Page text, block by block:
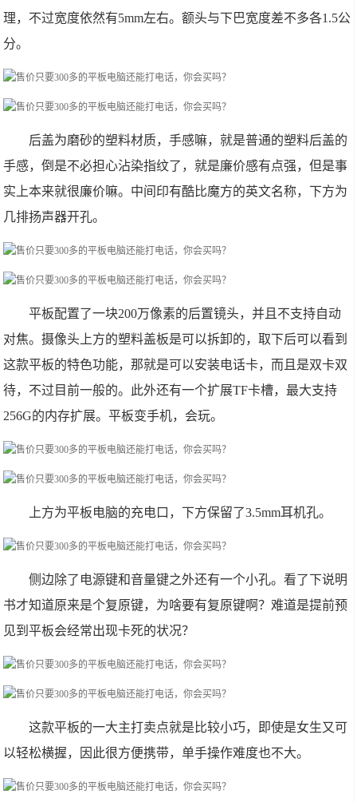
理，不过宽度依然有5mm左右。额头与下巴宽度差不多各1.5公
分。
后盖为磨砂的塑料材质，手感嘛，就是普通的塑料后盖的
手感，倒是不必担心沾染指纹了，就是廉价感有点强，但是事
实上本来就很廉价嘛。中间印有酷比魔方的英文名称，下方为
几排扬声器开孔。
平板配置了一块200万像素的后置镜头，并且不支持自动
对焦。摄像头上方的塑料盖板是可以拆卸的，取下后可以看到
这款平板的特色功能，那就是可以安装电话卡，而且是双卡双
待，不过目前一般的。此外还有一个扩展TF卡槽，最大支持
256G的内存扩展。平板变手机，会玩。
上方为平板电脑的充电口，下方保留了3.5mm耳机孔。
侧边除了电源键和音量键之外还有一个小孔。看了下说明
书才知道原来是个复原键，为啥要有复原键啊？难道是提前预
见到平板会经常出现卡死的状况？
这款平板的一大主打卖点就是比较小巧，即使是女生又可
以轻松横握，因此很方便携带，单手操作难度也不大。